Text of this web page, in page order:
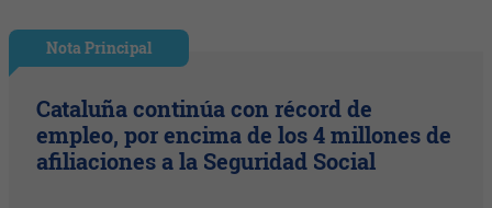
Nota Principal
Cataluña continúa con récord de
empleo, por encima de los 4 millones de
afiliaciones a la Seguridad Social